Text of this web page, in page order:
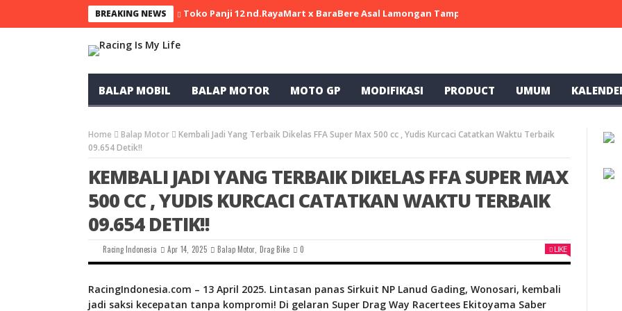
BREAKING NEWS Toko Panji 12 nd.RayaMart x BaraBere Asal Lamongan Tampil Kompetitif, Raih Tiga Podium di
BALAP MOBIL BALAP MOTOR MOTO GP MODIFIKASI PRODUCT UMUM
Home Balap Motor
Kembali Jadi Yang Terbaik Dikelas FFA Super Max 500 cc , Yudis Kurcaci Catatkan Waktu Terbaik
09.654 Detik!!
KEMBALI JADI YANG TERBAIK DIKELAS FFA SUPER MAX
500 CC , YUDIS KURCACI CATATKAN WAKTU TERBAIK
09.654 DETIK!!
Racing Indonesia Apr 14, 2025 Balap Motor Drag Bike 0 LIKE
RacingIndonesia.com – 13 April 2025. Lintasan panas Sirkuit NP Lanud Gading, Wonosari, kembali
jadi saksi kecepatan tanpa kompromi! Di gelaran Super Drag Way Racertees Ekitoyama Saber